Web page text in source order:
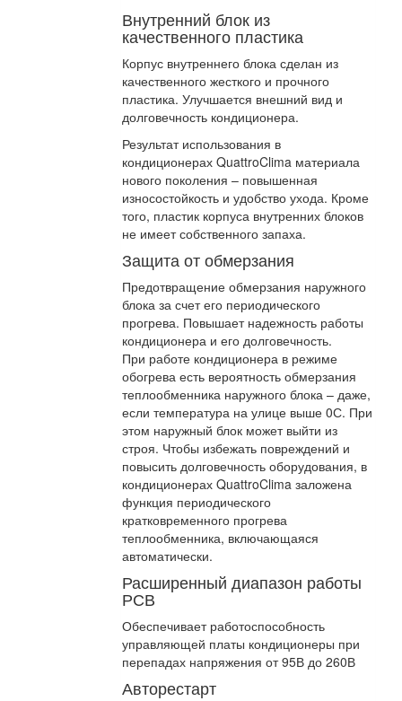
Внутренний блок из
качественного пластика
Корпус внутреннего блока сделан из
качественного жесткого и прочного
пластика. Улучшается внешний вид и
долговечность кондиционера.
Результат использования в
кондиционерах QuattroClima материала
нового поколения – повышенная
износостойкость и удобство ухода. Кроме
того, пластик корпуса внутренних блоков
не имеет собственного запаха.
Защита от обмерзания
Предотвращение обмерзания наружного
блока за счет его периодического
прогрева. Повышает надежность работы
кондиционера и его долговечность.
При работе кондиционера в режиме
обогрева есть вероятность обмерзания
теплообменника наружного блока – даже,
если температура на улице выше 0С. При
этом наружный блок может выйти из
строя. Чтобы избежать повреждений и
повысить долговечность оборудования, в
кондиционерах QuattroClima заложена
функция периодического
кратковременного прогрева
теплообменника, включающаяся
автоматически.
Расширенный диапазон работы
РСВ
Обеспечивает работоспособность
управляющей платы кондиционеры при
перепадах напряжения от 95В до 260В
Авторестарт